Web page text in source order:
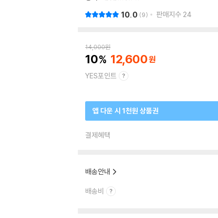
10.0 9 판매지수 24
14,000원
10 12,600
YES포인트
앱 다운 시 1천원 상품권
결제혜택
배송안내
배송비